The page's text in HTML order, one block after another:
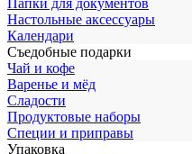
Папки для документов
Настольные аксессуары
Календари
Съедобные подарки
Чай и кофе
Варенье и мёд
Сладости
Продуктовые наборы
Специи и приправы
Упаковка